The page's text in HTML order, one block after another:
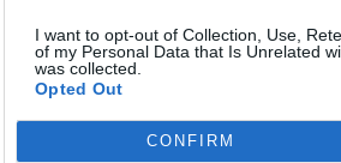
I want to opt-out of Collection, Use,
of my Personal Data that Is Unrelated
was collected.
Opted Out
CONFIRM
Radio.gr στο και
θέματα γιαΜόδα